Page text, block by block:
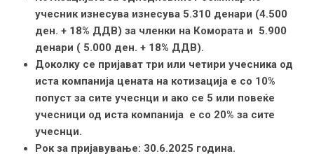
учесник изнесува изнесува 5.310 денари (4.500
ден. + 18% ДДВ) за членки на Комората и 5.900
денари ( 5.000 ден. + 18% ДДВ).
Доколку се пријават три или четири учесника од
иста компанија цената на котизација е со 10%
попуст за сите учеснци и ако се 5 или повеќе
учесници од иста компанија е со 20% за сите
учеснци.
Рок за пријавување: 30.6.2025 година.